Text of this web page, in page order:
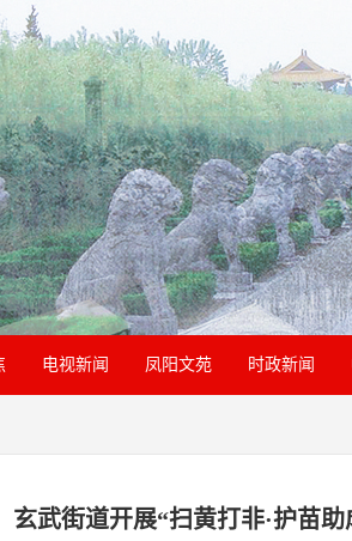
电视新闻 凤阳文苑 时政新闻
玄武街道开展“扫黄打非·护苗